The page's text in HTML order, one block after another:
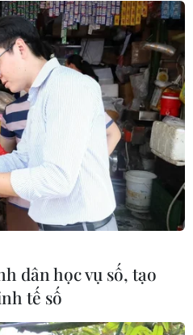
dân học vụ số, tạo
tế số